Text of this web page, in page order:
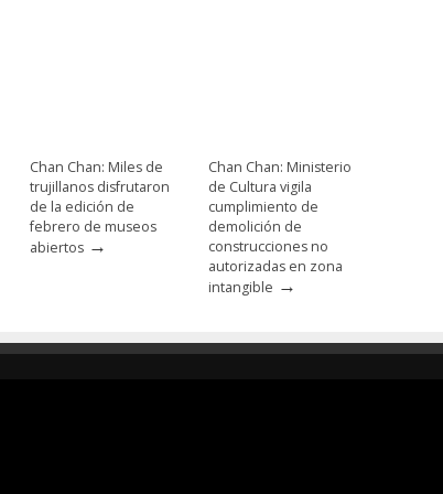
Chan Chan: Miles de
trujillanos disfrutaron
de la edición de
febrero de museos
abiertos →
Chan Chan: Ministerio
de Cultura vigila
cumplimiento de
demolición de
construcciones no
autorizadas en zona
intangible →